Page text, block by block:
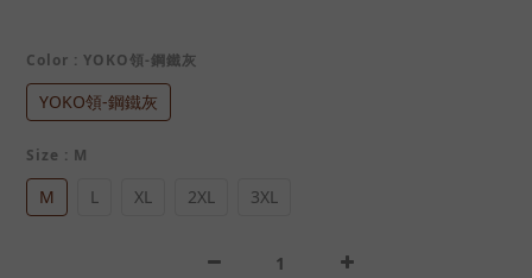
Color : YOKO領-鋼鐵灰
YOKO領-鋼鐵灰
Size : M
M L XL 2XL 3XL